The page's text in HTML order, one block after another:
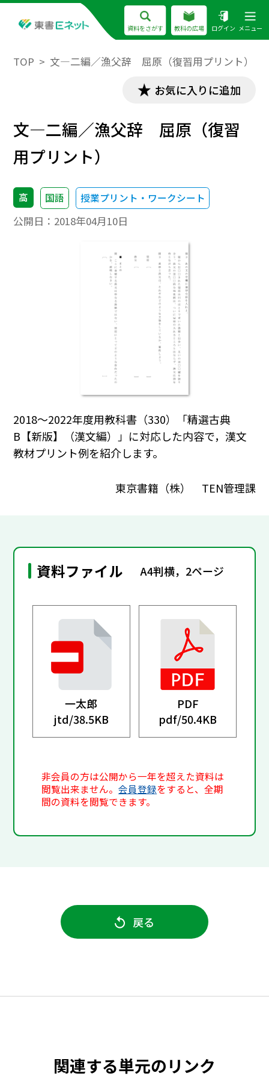
資料をさがす 教科の広場 ログイン メニュー
TOP 文―二編／漁父辞 屈原（復習用プリント）
お気に入りに追加
文―二編／漁父辞 屈原（復習
用プリント）
高 国語 授業プリント・ワークシート
公開日： 2018年04月10日
2018～2022年度用教科書（330）「精選古典
B【新版】（漢文編）」に対応した内容で，漢文
教材プリント例を紹介します。
東京書籍（株） TEN管理課
資料ファイル A4判横，2ページ
一太郎
jtd/38.5KB
PDF
pdf/50.4KB
非会員の方は公開から一年を超えた資料は
閲覧出来ません。会員登録をすると、全期
間の資料を閲覧できます。
戻る
関連する単元のリンク